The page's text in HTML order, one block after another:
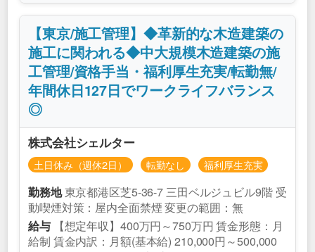
【東京/施工管理】◆革新的な木造建築の
施工に関われる◆中大規模木造建築の施
工管理/資格手当・福利厚生充実/転勤無/
年間休日127日でワークライフバランス
◎
株式会社シェルター
土日休み（週休2日） 転勤なし 福利厚生充実
勤務地東京都港区芝5‐36-7 三田ベルジュビル9階 受
動喫煙対策：屋内全面禁煙 変更の範囲：無
給与【想定年収】400万円～750万円 賃金形態：月
給制 賃金内訳：月額(基本給) 210,000円～500,000